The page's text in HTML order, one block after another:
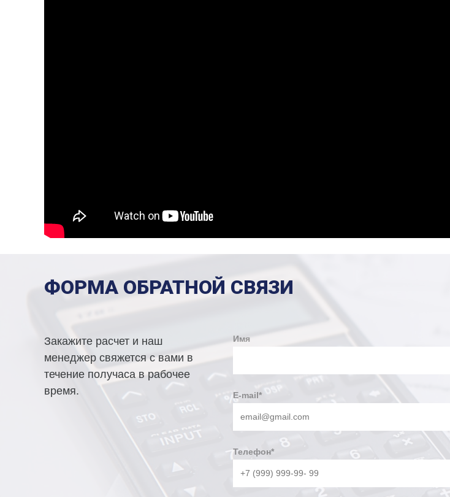
ФОРМА ОБРАТНОЙ СВЯЗИ
Закажите расчет и наш
менеджер свяжется с вами в
течение получаса в рабочее
время.
Имя
E-mail*
Телефон*